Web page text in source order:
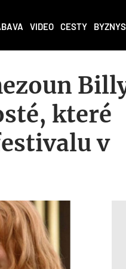
VIDEO CESTY BYZNYS
které
v